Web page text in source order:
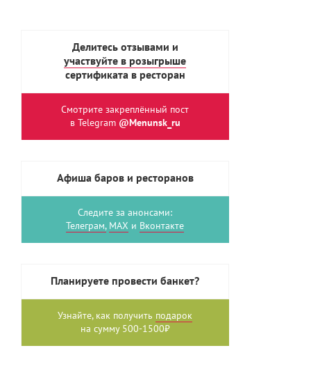
Делитесь отзывами и
участвуйте в розыгрыше
сертификата в ресторан
Смотрите закреплённый пост
в Telegram @Menunsk_ru
Афиша баров и ресторанов
Следите за анонсами:
Телеграм, MAX и Вконтакте
Планируете провести банкет?
Узнайте, как получить подарок
на сумму 500-1500₽